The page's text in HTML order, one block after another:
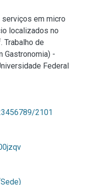
serviços em micro
localizados no
Trabalho de
Gastronomia) -
Federal
2101